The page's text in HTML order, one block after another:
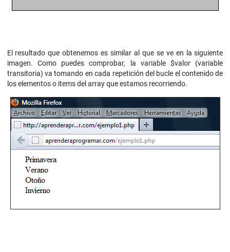
El resultado que obtenemos es similar al que se ve en la siguiente
imagen. Como puedes comprobar, la variable $valor (variable
transitoria) va tomando en cada repetición del bucle el contenido de
los elementos o items del array que estamos recorriendo.